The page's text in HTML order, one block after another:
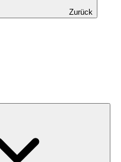
Zurück